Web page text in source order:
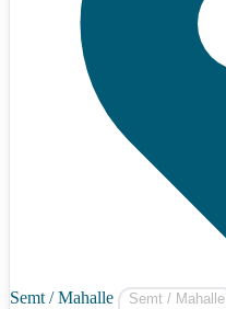
Semt / Mahalle Semt / Mahalle